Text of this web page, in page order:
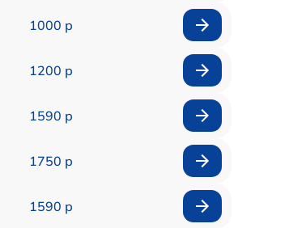
1000 р
1200 р
1590 р
1750 р
1590 р